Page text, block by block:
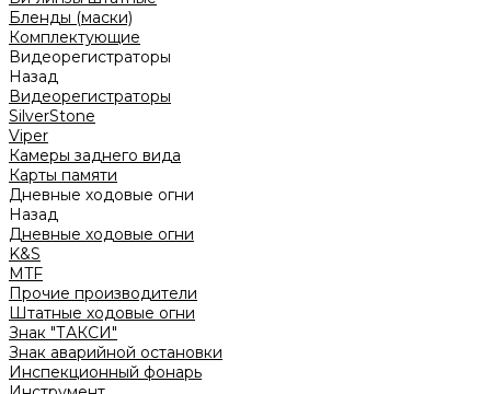
Бленды (маски)
Комплектующие
Видеорегистраторы
Назад
Видеорегистраторы
SilverStone
Viper
Камеры заднего вида
Карты памяти
Дневные ходовые огни
Назад
Дневные ходовые огни
K&S
MTF
Прочие производители
Штатные ходовые огни
Знак "ТАКСИ"
Знак аварийной остановки
Инспекционный фонарь